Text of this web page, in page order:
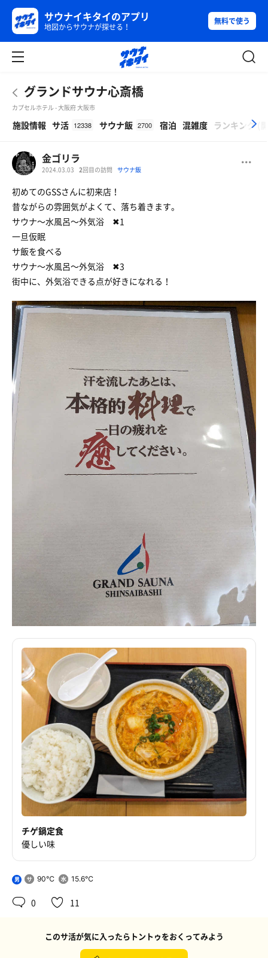
サウナイキタイのアプリ
地図からサウナが探せる！
無料で使う
グランドサウナ心斎橋
カプセルホテル - 大阪府 大阪市
施設情報 サ活 12338 サウナ飯 2700 宿泊 混雑度 ランキング
金ゴリラ
2024.03.03 2回目の訪問 サウナ飯
初めてのGSSさんに初来店！
昔ながらの雰囲気がよくて、落ち着きます。
サウナ〜水風呂〜外気浴 ✖1
一旦仮眠
サ飯を食べる
サウナ〜水風呂〜外気浴 ✖3
街中に、外気浴できる点が好きになれる！
チゲ鍋定食
優しい味
男 90℃ 15.6℃
0 11
このサ活が気に入ったらトントゥをおくってみよう